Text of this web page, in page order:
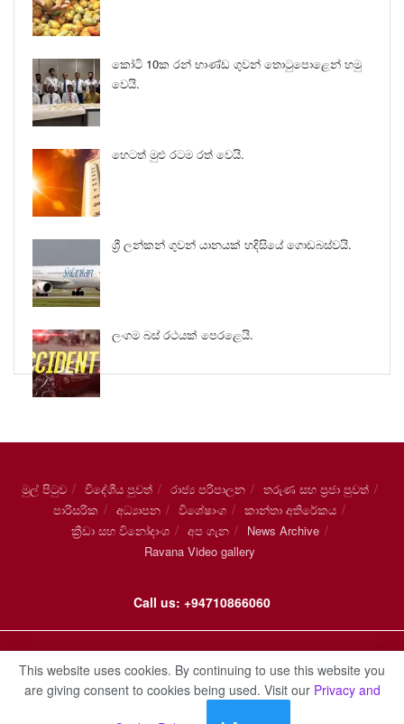
කෝටි 10ක රන් භාණ්ඩ ගුවන් තොටුපොළෙන් හමු
වෙයි.
හෙටත් මුළු රටම රත් වෙයි.
ශ්‍රී ලන්කන් ගුවන් යානයක් හදිසියේ ගොඩබස්වයි.
ලංගම බස් රථයක් පෙරළෙයි.
මුල් පිටුව විදේශීය පුවත් රාජ්‍ය පරිපාලන
තරුණ සහ ප්‍රජා පුවත්
පාරිසරික
අධ්‍යාපන විශේෂාංග
කාන්තා අතිරේකය
ක්‍රීඩා සහ විනෝදාංශ
අප ගැන
News Archive
Ravana Video gallery
Call us: +94710866060
© 2021 රාවණා ලංකා
This website uses cookies. By continuing to use this website you
are giving consent to cookies being used. Visit our Privacy and